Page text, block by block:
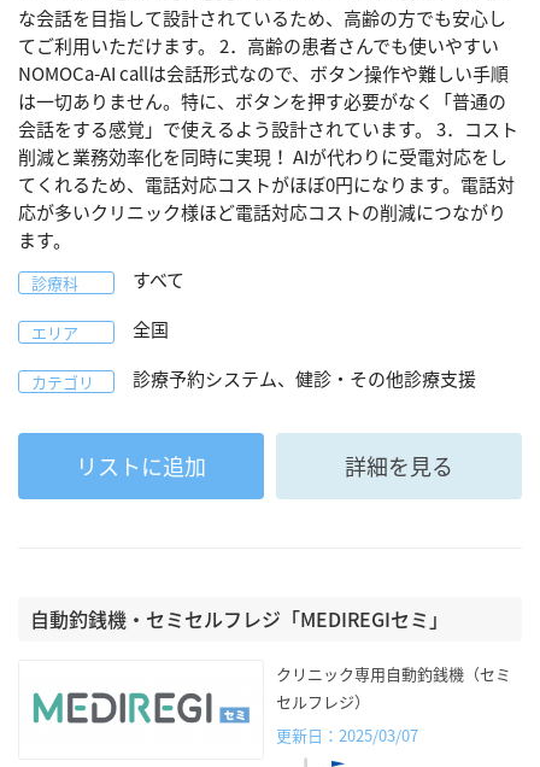
な会話を目指して設計されているため、高齢の方でも安心し
てご利用いただけます。 2．高齢の患者さんでも使いやすい
NOMOCa-AI callは会話形式なので、ボタン操作や難しい手順
は一切ありません。特に、ボタンを押す必要がなく「普通の
会話をする感覚」で使えるよう設計されています。 3．コスト
削減と業務効率化を同時に実現！ AIが代わりに受電対応をし
てくれるため、電話対応コストがほぼ0円になります。電話対
応が多いクリニック様ほど電話対応コストの削減につながり
ます。
診療科 すべて
エリア 全国
カテゴリ 診療予約システム、健診・その他診療支援
リストに追加 詳細を見る
自動釣銭機・セミセルフレジ「MEDIREGIセミ」
クリニック専用自動釣銭機（セミ
セルフレジ）
更新日：2025/03/07